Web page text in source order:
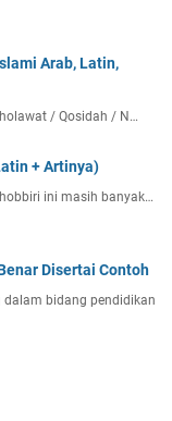
Arab, Latin,
/ Qosidah / N…
+ Artinya)
ini masih banyak…
Disertai Contoh
dalam bidang pendidikan